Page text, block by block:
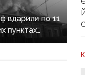
вдарили по 11
пунктах
одна людина